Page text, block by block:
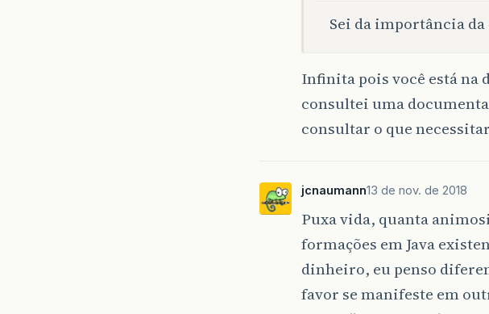
Sei da importância
Infinita pois você está na
consultei uma
consultar o que
jcnaumann13 de nov. de 2018
Puxa vida, quanta
formações em Java
dinheiro, eu penso
favor se manifeste em